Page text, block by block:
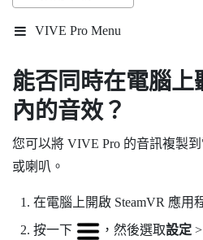
VIVE Pro Menu
能否同時在電腦上
內的音效？
您可以將 VIVE Pro 的音訊複製
或喇叭。
在電腦上開啟 SteamVR 應用
按一下 ，然後選取設定>